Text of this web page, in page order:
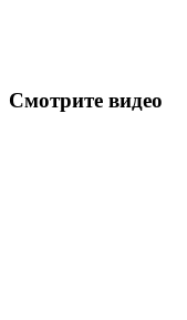
Смотрите видео